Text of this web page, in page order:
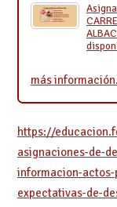
más
https://
asignaciones-de-
informacion-
expectativas-de-